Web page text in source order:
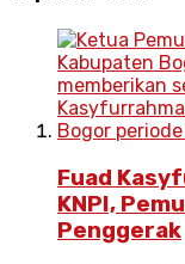
Fuad
KNPI,
Penggerak